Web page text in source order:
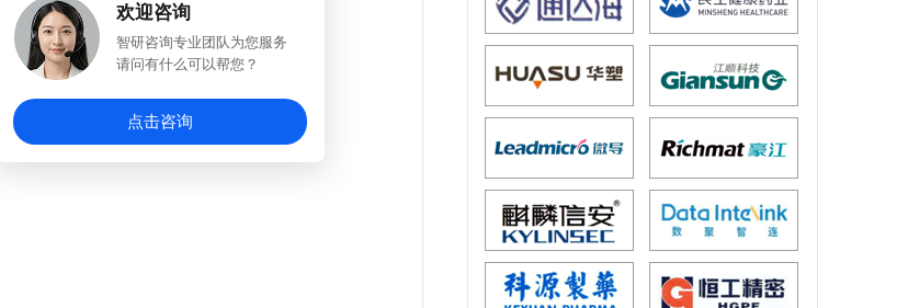
欢迎咨询
智研咨询专业团队为您服务
请问有什么可以帮您？
点击咨询